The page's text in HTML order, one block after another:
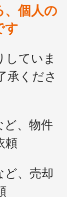
、個人の
す
していま
承くださ
ど、物件
頼
ど、売却